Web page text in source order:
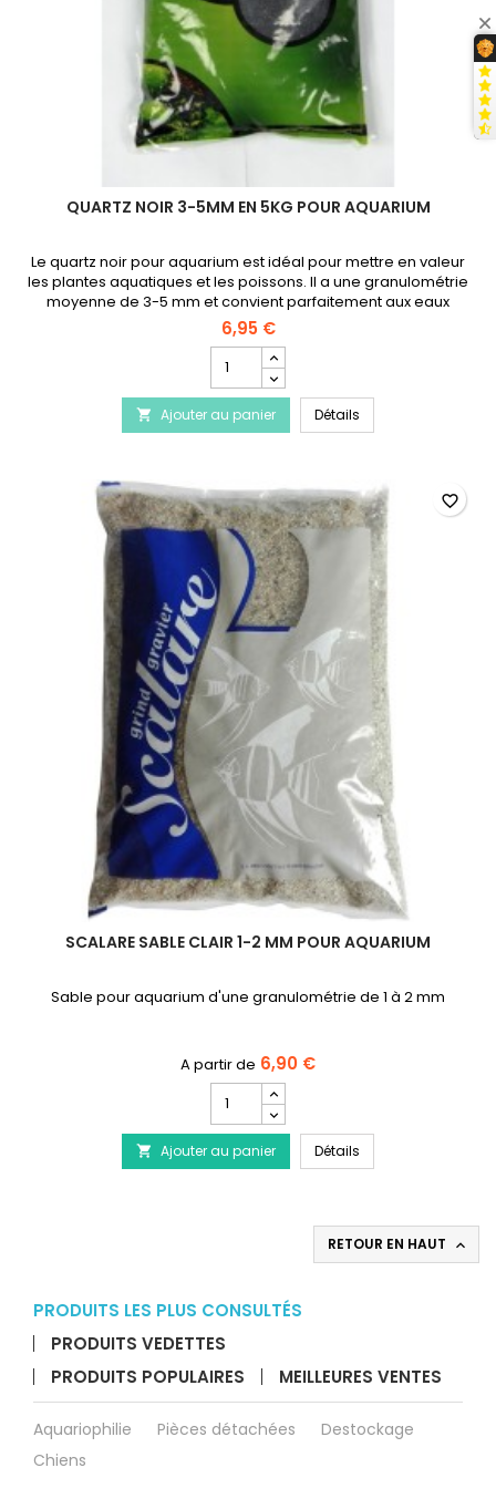
QUARTZ NOIR 3-5MM EN 5KG POUR AQUARIUM
Le quartz noir pour aquarium est idéal pour mettre en valeur
les plantes aquatiques et les poissons. Il a une granulométrie
moyenne de 3-5 mm et convient parfaitement aux eaux
douces comme aux eaux de mer.
6,95 €
quantité
du
produit
Quartz
5mm
en
5KG
pour
aquarium
 Ajouter au panier Détails
SCALARE SABLE CLAIR 1-2 MM POUR AQUARIUM
Sable pour aquarium d'une granulométrie de 1 à 2 mm
6,90 €
quantité
du
produit
SCALARE
aquarium
 Ajouter au panier Détails
favorite_border
RETOUR EN HAUT 
PRODUITS LES PLUS CONSULTÉS
PRODUITS VEDETTES
PRODUITS POPULAIRES
MEILLEURES VENTES
Aquariophilie Pièces détachées
Destockage
Chiens